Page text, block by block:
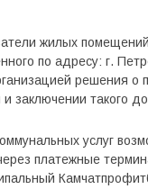
жилых
по адресу: г.
решения о
заключении такого
услуг
платежные